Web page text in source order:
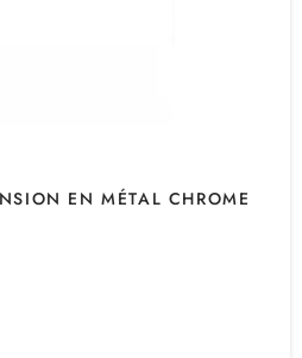
EN MÉTAL CHROME